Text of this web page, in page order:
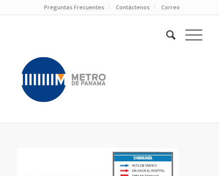
Preguntas Frecuentes Contáctenos Correo